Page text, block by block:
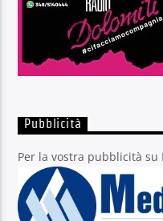
Pubblicità
Per la vostra pubblicità su